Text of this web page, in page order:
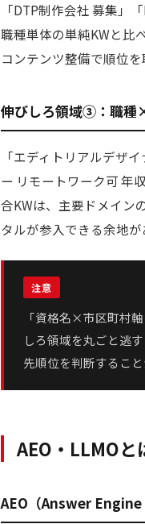
「DTP制作会社 募集」
職種単体の単純KWと比
コンテンツ整備で順位を
伸びしろ領域③：職種
「エディトリアルデザ
ー リモートワーク可 年
合KWは、主要ドメイン
タルが参入できる余地が
「資格名×市区町村
しろ領域を丸ごと逃
先順位を判断すること
AEO・LLMOと
AEO（Answer